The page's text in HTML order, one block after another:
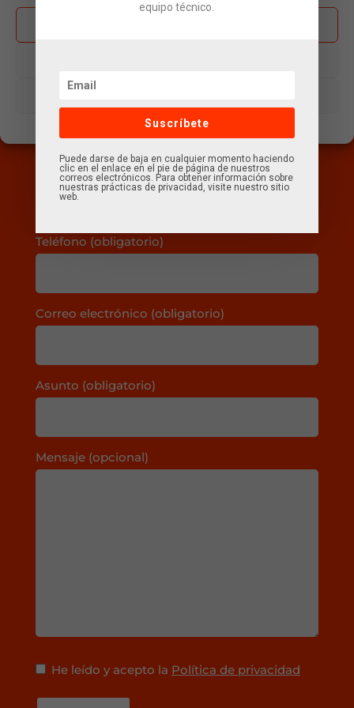
Política de cookiesPolítica de privacidad
¿Podemos ayudarte?
Contáctanos
Nombre (obligatorio)
Teléfono (obligatorio)
Correo electrónico (obligatorio)
Asunto (obligatorio)
Mensaje (opcional)
He leído y acepto la Política de privacidad
equipo técnico.
Suscríbete
Puede darse de baja en cualquier momento haciendo
clic en el enlace en el pie de página de nuestros
correos electrónicos. Para obtener información sobre
nuestras prácticas de privacidad, visite nuestro sitio
web.